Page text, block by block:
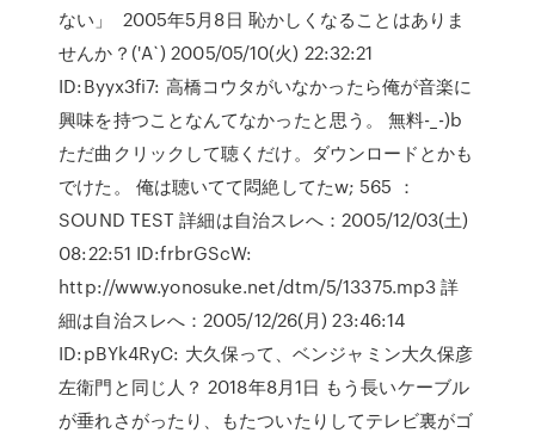
ない」 2005年5月8日 恥かしくなることはありま
せんか？('A`) 2005/05/10(火) 22:32:21
ID:Byyx3fi7: 高橋コウタがいなかったら俺が音楽に
興味を持つことなんてなかったと思う。 無料-_-)b
ただ曲クリックして聴くだけ。ダウンロードとかも
でけた。 俺は聴いてて悶絶してたw; 565 ：
SOUND TEST 詳細は自治スレへ：2005/12/03(土)
08:22:51 ID:frbrGScW:
http://www.yonosuke.net/dtm/5/13375.mp3 詳
細は自治スレへ：2005/12/26(月) 23:46:14
ID:pBYk4RyC: 大久保って、ベンジャミン大久保彦
左衛門と同じ人？ 2018年8月1日 もう長いケーブル
が垂れさがったり、もたついたりしてテレビ裏がゴ